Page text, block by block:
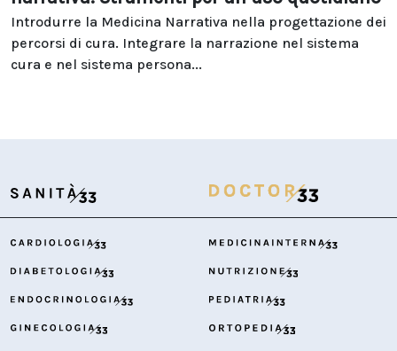
Introdurre la Medicina Narrativa nella progettazione dei
percorsi di cura. Integrare la narrazione nel sistema
cura e nel sistema persona...